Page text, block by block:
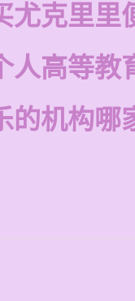
尤克里里
人高等教
的机构哪